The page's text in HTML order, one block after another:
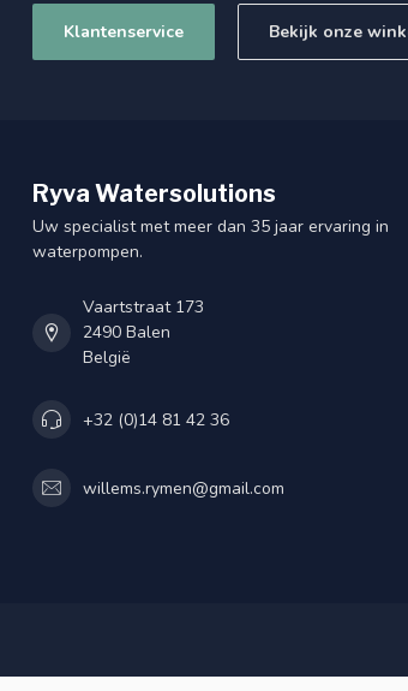
Klantenservice Bekijk onze
Ryva Watersolutions
Uw specialist met meer dan 35 jaar ervaring in
waterpompen.
Vaartstraat 173
2490 Balen
België
+32 (0)14 81 42 36
willems.rymen@gmail.com